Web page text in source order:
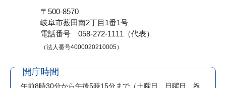
〒500-8570
岐阜市薮田南2丁目1番1号
電話番号 058-272-1111（代表）
（法人番号4000020210005）
開庁時間
午前8時30分から午後5時15分まで （土曜日、日曜日、祝